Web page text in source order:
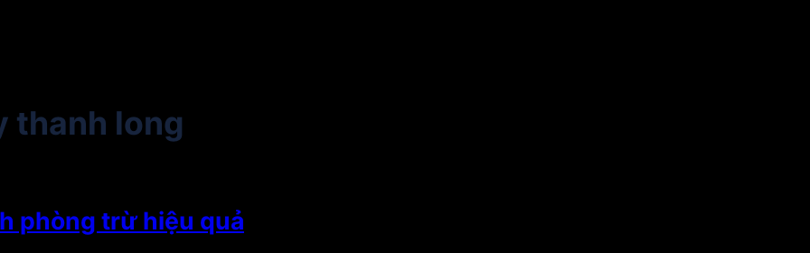
thanh long
phòng trừ hiệu quả